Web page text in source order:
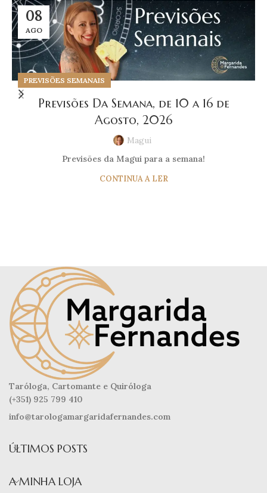
08
AGO
PREVISÕES SEMANAIS
Previsões Da Semana, de 10 a 16 de
Agosto, 2026
Magui
Previsões da Magui para a semana!
CONTINUA A LER
Taróloga, Cartomante e Quiróloga
(+351) 925 799 410
info@tarologamargaridafernandes.com
ÚLTIMOS POSTS
A MINHA LOJA